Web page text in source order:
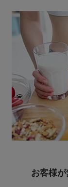
お客様